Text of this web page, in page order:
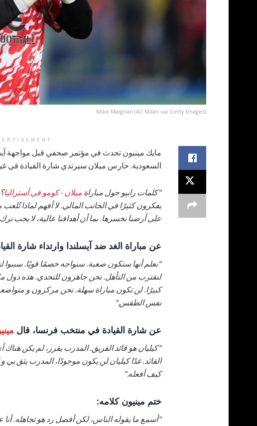
Mike Maignan (AC Milan via Getty Images)
السعودية. حارس ميلان سيرتدي شارة القيادة في
"كلمات رابيو حول مباراة ميلان - كومو في أستراليا
يفكرون كثيرًا في الجانب المالي. لا أفهم لماذا
على أرضنا نخسرها. بما أن أهدافنا عالية، لا يجب
عن مباراة الغد ضد آيسلندا وارتداء شارة
"نعلم أنها ستكون صعبة. سنواجه خصمًا قويًا. سببوا
لنقترب من التأهل. نحن جاهزون للتحدي. هذه دول
كبيرًا. لن تكون مباراة سهلة. نحن مركزون و
نفس الطقس."
عن شارة القيادة في منتخب فرنسا، قال
"كيليان هو قائد الفريق. المدرب يقرر، لم يكن
القائد. غدًا كيليان لن يكون موجودًا، المدرب يثق
كيف أفعله."
ختم مينيون كلامه:
"أسمع ما يقوله الناس، لكن أفضل رد هو تجاهله.